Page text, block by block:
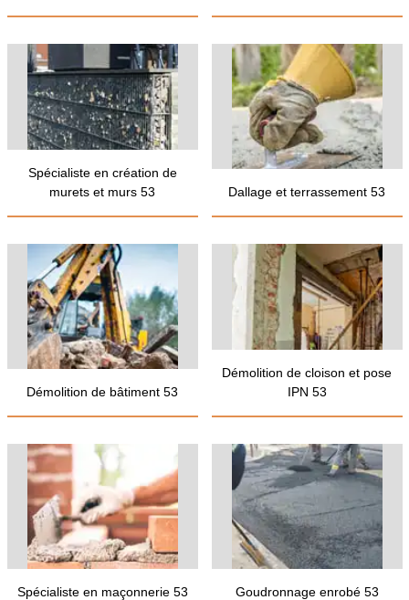
Spécialiste en création de
murets et murs 53
Dallage et terrassement 53
Démolition de bâtiment 53
Démolition de cloison et pose
IPN 53
Spécialiste en maçonnerie 53 Goudronnage enrobé 53